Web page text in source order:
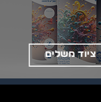
ציוד משלים